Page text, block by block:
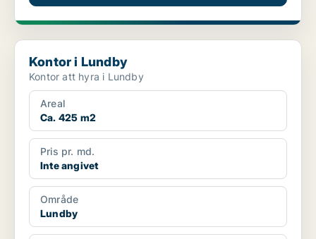
Kontor i Lundby
Kontor i Lundby
Kontor att hyra i Lundby
Areal
Ca. 425 m2
Pris pr. md.
Inte angivet
Område
Lundby